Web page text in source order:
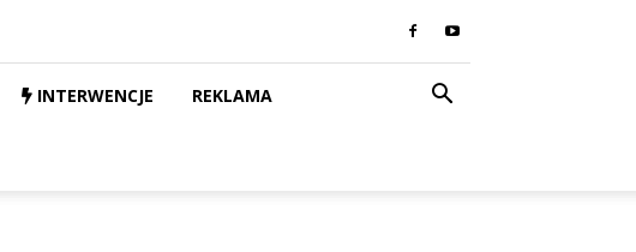
INTERWENCJE REKLAMA